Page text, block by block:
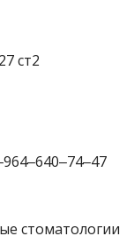
ст2
стоматологии